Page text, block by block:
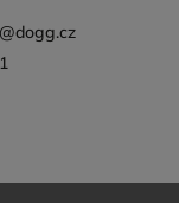
@dogg.cz